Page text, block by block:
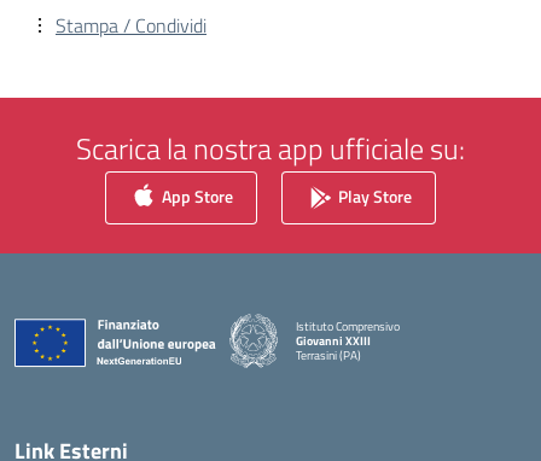
Stampa / Condividi
Scarica la nostra app ufficiale su:
App Store Play Store
Istituto Comprensivo
Giovanni XXIII
Terrasini (PA)
Link Esterni